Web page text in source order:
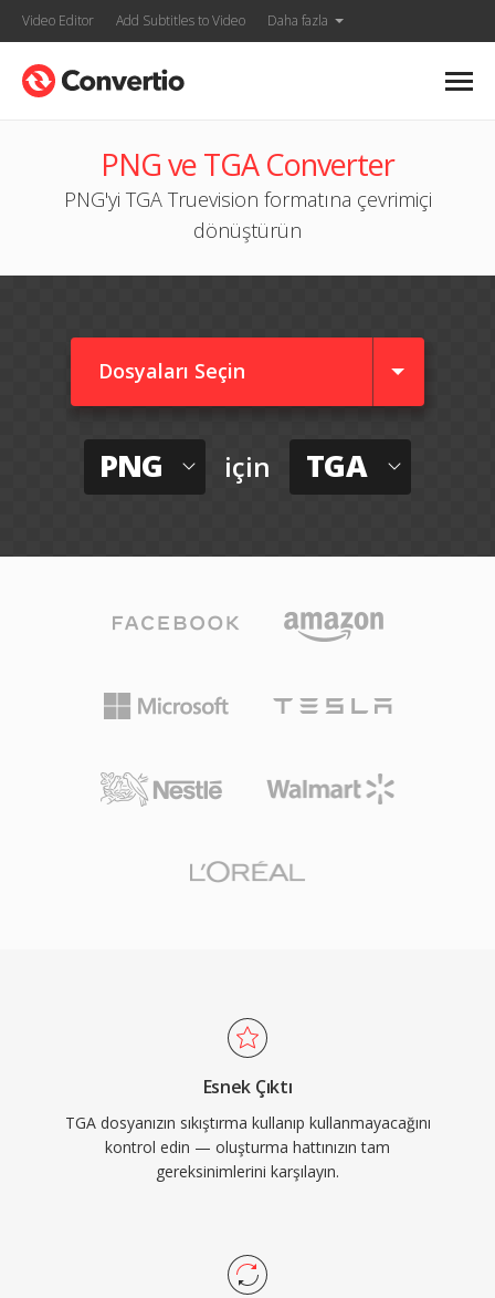
Video Editor Add Subtitles to Video Daha fazla
PNG ve TGA Converter
PNG'yi TGA Truevision formatına çevrimiçi
dönüştürün
Dosyaları Seçin
PNG için TGA
Esnek Çıktı
TGA dosyanızın sıkıştırma kullanıp kullanmayacağını
kontrol edin — oluşturma hattınızın tam
gereksinimlerini karşılayın.